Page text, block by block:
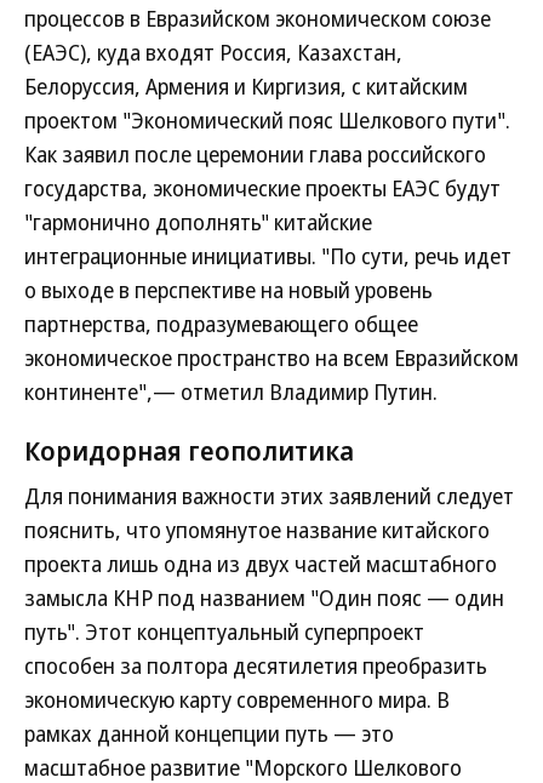
процессов в Евразийском экономическом союзе
(ЕАЭС), куда входят Россия, Казахстан,
Белоруссия, Армения и Киргизия, с китайским
проектом "Экономический пояс Шелкового пути".
Как заявил после церемонии глава российского
государства, экономические проекты ЕАЭС будут
"гармонично дополнять" китайские
интеграционные инициативы. "По сути, речь идет
о выходе в перспективе на новый уровень
партнерства, подразумевающего общее
экономическое пространство на всем Евразийском
континенте",— отметил Владимир Путин.
Коридорная геополитика
Для понимания важности этих заявлений следует
пояснить, что упомянутое название китайского
проекта лишь одна из двух частей масштабного
замысла КНР под названием "Один пояс — один
путь". Этот концептуальный суперпроект
способен за полтора десятилетия преобразить
экономическую карту современного мира. В
рамках данной концепции путь — это
масштабное развитие "Морского Шелкового